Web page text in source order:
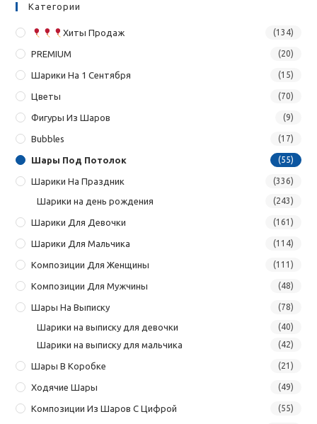
Категории
Хиты Продаж (134)
PREMIUM (20)
Шарики На 1 Сентября (15)
Цветы (70)
Фигуры Из Шаров (9)
Bubbles (17)
Шары Под Потолок (55)
Шарики На Праздник (336)
Шарики на день рождения (243)
Шарики Для Девочки (161)
Шарики Для Мальчика (114)
Композиции Для Женщины (111)
Композиции Для Мужчины (48)
Шары На Выписку (78)
Шарики на выписку для девочки (40)
Шарики на выписку для мальчика (42)
Шары В Коробке (21)
Ходячие Шары (49)
Композиции Из Шаров С Цифрой (55)